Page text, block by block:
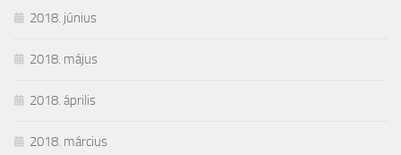
2018. június
2018. május
2018. április
2018. március